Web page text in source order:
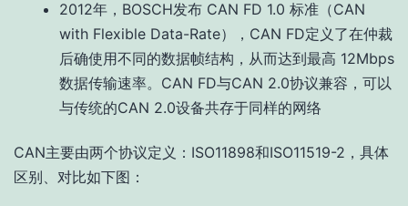
2012年，BOSCH发布 CAN FD 1.0 标准（CAN
with Flexible Data-Rate），CAN FD定义了在仲裁
后确使用不同的数据帧结构，从而达到最高 12Mbps
数据传输速率。CAN FD与CAN 2.0协议兼容，可以
与传统的CAN 2.0设备共存于同样的网络
CAN主要由两个协议定义：ISO11898和ISO11519-2，具体
区别、对比如下图：